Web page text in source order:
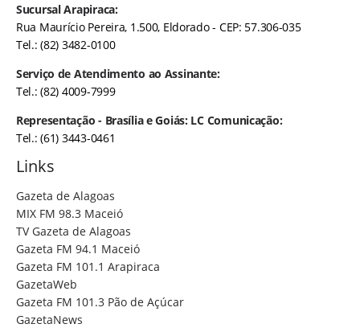
Sucursal Arapiraca:
Rua Maurício Pereira, 1.500, Eldorado - CEP: 57.306-035
Tel.: (82) 3482-0100
Serviço de Atendimento ao Assinante:
Tel.: (82) 4009-7999
Representação - Brasília e Goiás: LC Comunicação:
Tel.: (61) 3443-0461
Links
Gazeta de Alagoas
MIX FM 98.3 Maceió
TV Gazeta de Alagoas
Gazeta FM 94.1 Maceió
Gazeta FM 101.1 Arapiraca
GazetaWeb
Gazeta FM 101.3 Pão de Açúcar
GazetaNews